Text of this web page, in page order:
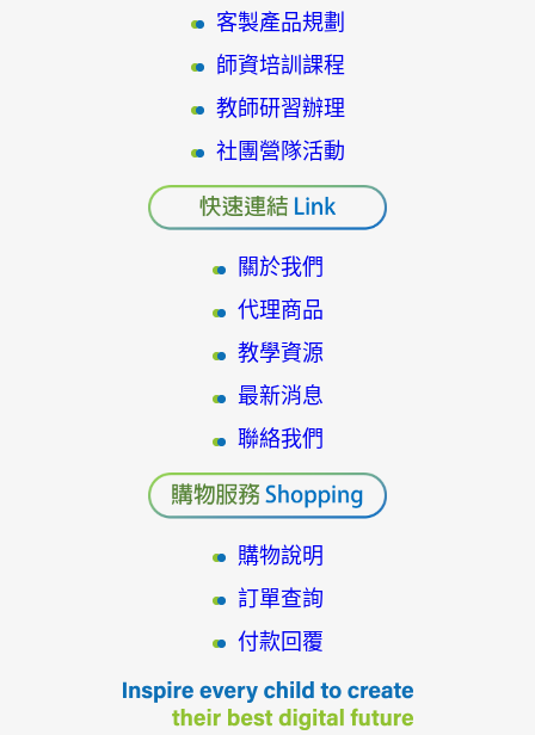
客製產品規劃
師資培訓課程
教師研習辦理
社團營隊活動
關於我們
代理商品
教學資源
最新消息
聯絡我們
購物說明
訂單查詢
付款回覆